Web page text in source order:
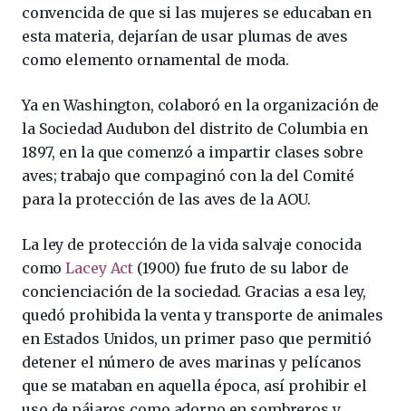
convencida de que si las mujeres se educaban en
esta materia, dejarían de usar plumas de aves
como elemento ornamental de moda.
Ya en Washington, colaboró en la organización de
la Sociedad Audubon del distrito de Columbia en
1897, en la que comenzó a impartir clases sobre
aves; trabajo que compaginó con la del Comité
para la protección de las aves de la AOU.
La ley de protección de la vida salvaje conocida
comoLacey Act (1900) fue fruto de su labor de
concienciación de la sociedad. Gracias a esa ley,
quedó prohibida la venta y transporte de animales
en Estados Unidos, un primer paso que permitió
detener el número de aves marinas y pelícanos
que se mataban en aquella época, así prohibir el